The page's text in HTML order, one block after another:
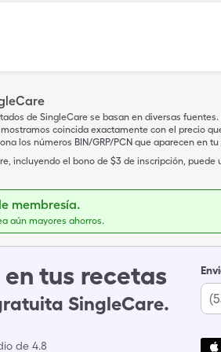
de SingleCare se basan en diversas
coincida exactamente con el precio
los números BIN/GRP/PCN que aparecen en
incluyendo el bono de $3 de inscripción, puede
membresía.
aún mayores ahorros.
en tus recetas
SingleCare.
de 4.8